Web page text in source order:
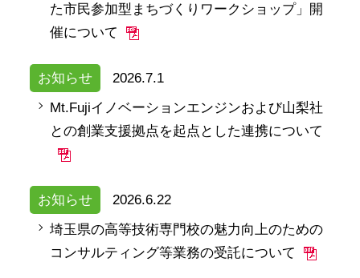
た市民参加型まちづくりワークショップ」開
催について
お知らせ
2026.7.1
Mt.Fujiイノベーションエンジンおよび山梨社
との創業支援拠点を起点とした連携について
お知らせ
2026.6.22
埼玉県の高等技術専門校の魅力向上のための
コンサルティング等業務の受託について